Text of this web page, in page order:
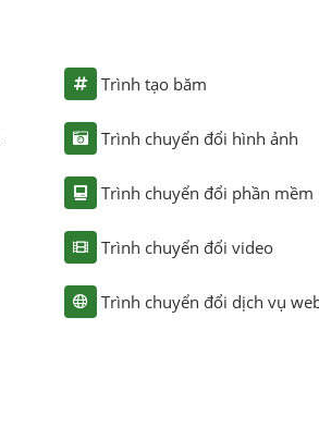
Trình tạo băm
Trình chuyển đổi hình ảnh
Trình chuyển đổi phần mềm
Trình chuyển đổi video
Trình chuyển đổi dịch vụ